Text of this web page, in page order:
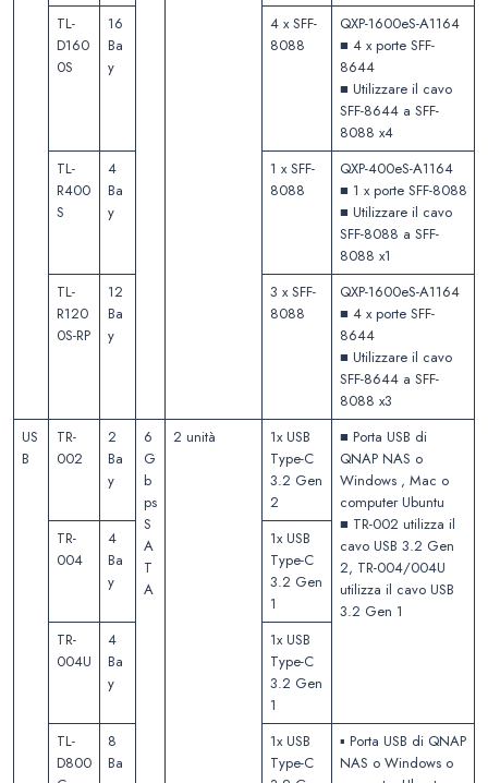
TL-
D160
0S
16
Ba
y
4 x SFF-
8088
QXP-1600eS-A1164
■ 4 x porte SFF-
8644
■ Utilizzare il cavo
SFF-8644 a SFF-
8088 x4
TL-
R400
S
4
Ba
y
1 x SFF-
8088
QXP-400eS-A1164
■ 1 x porte SFF-8088
■ Utilizzare il cavo
SFF-8088 a SFF-
8088 x1
TL-
R120
0S-RP
12
Ba
y
3 x SFF-
8088
QXP-1600eS-A1164
■ 4 x porte SFF-
8644
■ Utilizzare il cavo
SFF-8644 a SFF-
8088 x3
US
B
TR-
002
2
Ba
y
6
G
b
ps
S
A
T
A
2 unità
1x USB
Type-C
3.2 Gen
2
■ Porta USB di
QNAP NAS o
Windows , Mac o
computer Ubuntu
■ TR-002 utilizza il
cavo USB 3.2 Gen
2, TR-004/004U
utilizza il cavo USB
3.2 Gen 1
TR-
004
4
Ba
y
1x USB
Type-C
3.2 Gen
1
TR-
004U
4
Ba
y
1x USB
Type-C
3.2 Gen
1
TL-
D800
8
Ba
1x USB
Type-C
▪️ Porta USB di QNAP
NAS o Windows o